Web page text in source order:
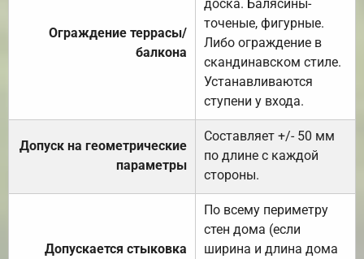
Ограждение террасы/
балкона
доска. Балясины-
точеные, фигурные.
Либо ограждение в
скандинавском стиле.
Устанавливаются
ступени у входа.
Допуск на геометрические
параметры
Составляет +/- 50 мм
по длине с каждой
стороны.
Допускается стыковка
По всему периметру
стен дома (если
ширина и длина дома